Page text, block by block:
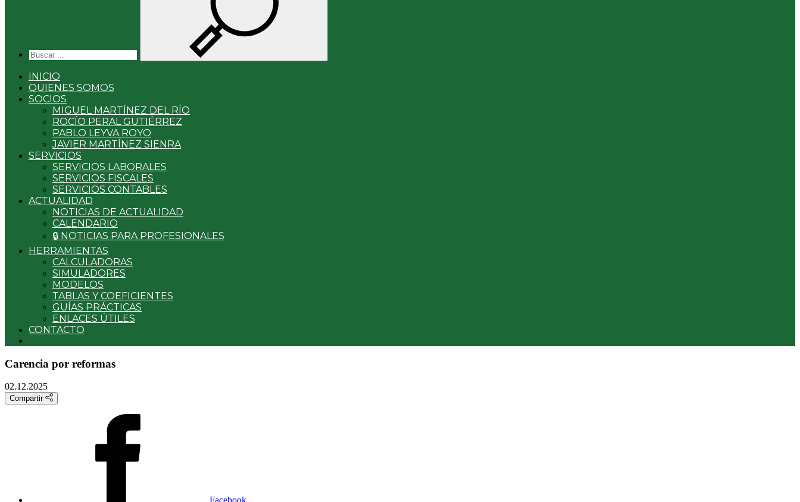
INICIO
QUIENES SOMOS
SOCIOS
MIGUEL MARTÍNEZ DEL RÍO
ROCÍO PERAL GUTIÉRREZ
PABLO LEYVA ROYO
JAVIER MARTÍNEZ SIENRA
SERVICIOS
SERVICIOS LABORALES
SERVICIOS FISCALES
SERVICIOS CONTABLES
ACTUALIDAD
NOTICIAS DE ACTUALIDAD
CALENDARIO
🔒 NOTICIAS PARA PROFESIONALES
HERRAMIENTAS
CALCULADORAS
SIMULADORES
MODELOS
TABLAS Y COEFICIENTES
GUÍAS PRÁCTICAS
ENLACES ÚTILES
CONTACTO
Carencia por reformas
02.12.2025
Compartir